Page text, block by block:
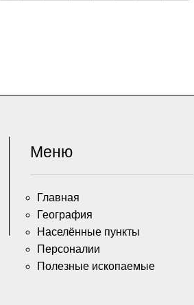
Меню
Главная
География
Населённые пункты
Персоналии
Полезные ископаемые